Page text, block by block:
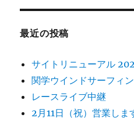
最近の投稿
サイトリニューアル
関学ウインドサーフィ
レースライブ中継
2月11日（祝）営業しま